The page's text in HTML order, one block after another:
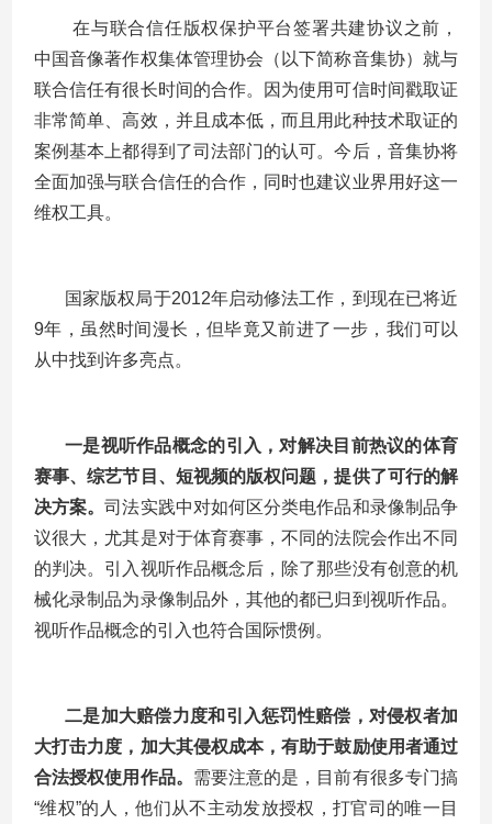
在与联合信任版权保护平台签署共建协议之前，
中国音像著作权集体管理协会（以下简称音集协）就与
联合信任有很长时间的合作。因为使用可信时间戳取证
非常简单、高效，并且成本低，而且用此种技术取证的
案例基本上都得到了司法部门的认可。今后，音集协将
全面加强与联合信任的合作，同时也建议业界用好这一
维权工具。
国家版权局于2012年启动修法工作，到现在已将近
9年，虽然时间漫长，但毕竟又前进了一步，我们可以
从中找到许多亮点。
一是视听作品概念的引入，对解决目前热议的体育
赛事、综艺节目、短视频的版权问题，提供了可行的解
决方案。司法实践中对如何区分类电作品和录像制品争
议很大，尤其是对于体育赛事，不同的法院会作出不同
的判决。引入视听作品概念后，除了那些没有创意的机
械化录制品为录像制品外，其他的都已归到视听作品。
视听作品概念的引入也符合国际惯例。
二是加大赔偿力度和引入惩罚性赔偿，对侵权者加
大打击力度，加大其侵权成本，有助于鼓励使用者通过
合法授权使用作品。 需要注意的是，目前有很多专门搞
“维权”的人，他们从不主动发放授权，打官司的唯一目